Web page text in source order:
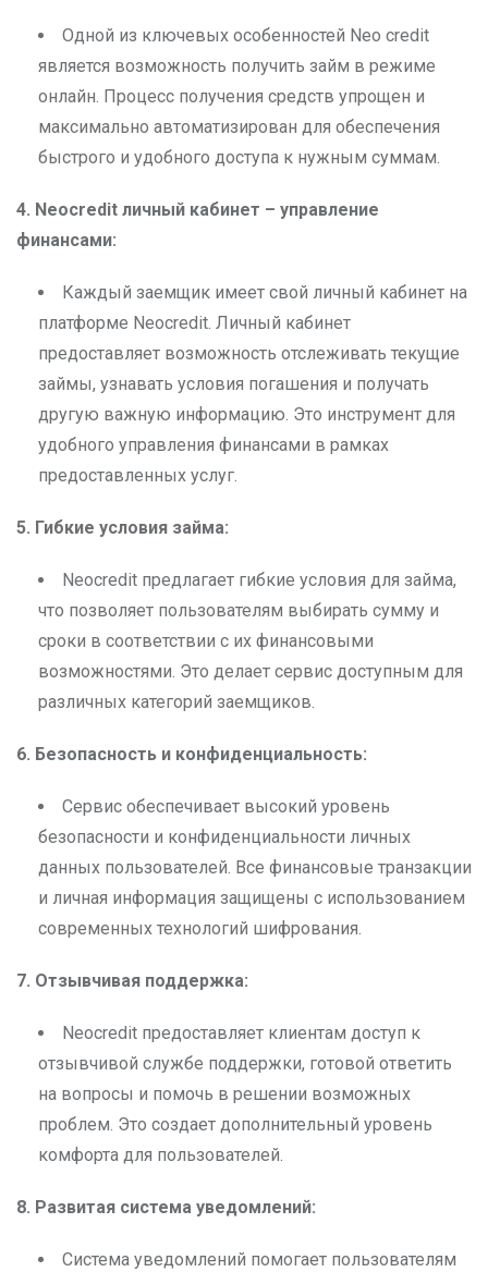
Одной из ключевых особенностей Neo credit
является возможность получить займ в режиме
онлайн. Процесс получения средств упрощен и
максимально автоматизирован для обеспечения
быстрого и удобного доступа к нужным суммам.
4. Neocredit личный кабинет – управление
финансами:
Каждый заемщик имеет свой личный кабинет на
платформе Neocredit. Личный кабинет
предоставляет возможность отслеживать текущие
займы, узнавать условия погашения и получать
другую важную информацию. Это инструмент для
удобного управления финансами в рамках
предоставленных услуг.
5. Гибкие условия займа:
Neocredit предлагает гибкие условия для займа,
что позволяет пользователям выбирать сумму и
сроки в соответствии с их финансовыми
возможностями. Это делает сервис доступным для
различных категорий заемщиков.
6. Безопасность и конфиденциальность:
Сервис обеспечивает высокий уровень
безопасности и конфиденциальности личных
данных пользователей. Все финансовые транзакции
и личная информация защищены с использованием
современных технологий шифрования.
7. Отзывчивая поддержка:
Neocredit предоставляет клиентам доступ к
отзывчивой службе поддержки, готовой ответить
на вопросы и помочь в решении возможных
проблем. Это создает дополнительный уровень
комфорта для пользователей.
8. Развитая система уведомлений:
Система уведомлений помогает пользователям